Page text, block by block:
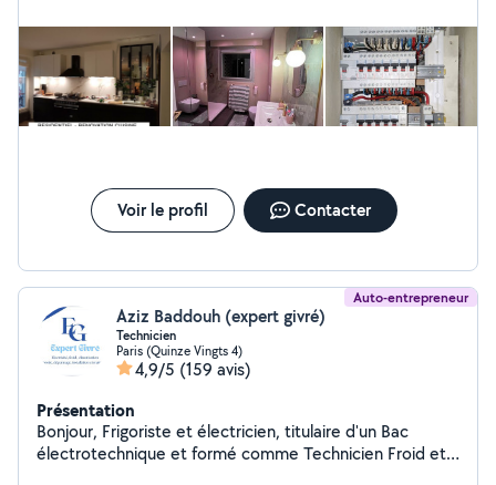
habilitations électrique B1V,B2V,BR,BC, ainsi que d'une
assurance professionnelle décénale qui garantie mes
travaux Je fonctionne par devis avec visite sur site ( pas
de prix par téléphone ) J'apporte une attention
particulière au respect des délais annoncés dans les
Voir le profil Contacter
Auto-entrepreneur
Aziz Baddouh (expert givré)
Technicien
Paris (Quinze Vingts 4)
4,9/5 (159 avis)
Présentation
Bonjour, Frigoriste et électricien, titulaire d'un Bac
électrotechnique et formé comme Technicien Froid et